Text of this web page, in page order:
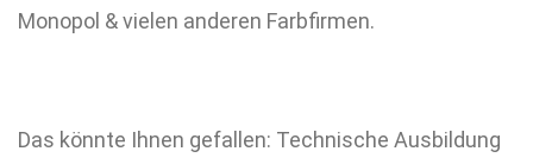
Monopol & vielen anderen Farbfirmen.
Das könnte Ihnen gefallen: Technische Ausbildung